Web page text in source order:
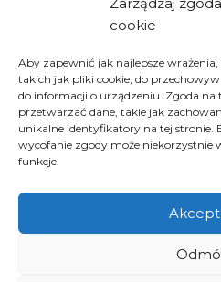
cookie
Aby zapewnić jak najlepsze
takich jak pliki cookie, do
do informacji o urządzeniu. Zgoda
przetwarzać dane, takie jak
unikalne identyfikatory na tej stronie.
wycofanie zgody może niekorzystnie
funkcje.